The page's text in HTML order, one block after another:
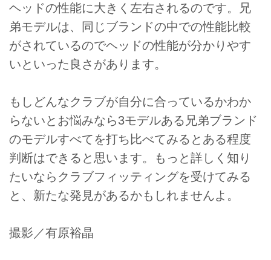
ヘッドの性能に大きく左右されるのです。兄
弟モデルは、同じブランドの中での性能比較
がされているのでヘッドの性能が分かりやす
いといった良さがあります。
もしどんなクラブが自分に合っているかわか
らないとお悩みなら3モデルある兄弟ブランド
のモデルすべてを打ち比べてみるとある程度
判断はできると思います。もっと詳しく知り
たいならクラブフィッティングを受けてみる
と、新たな発見があるかもしれませんよ。
撮影／有原裕晶